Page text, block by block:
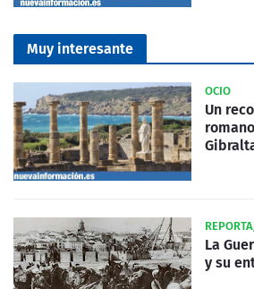
Muy interesante
OCIO
Un
La
y su